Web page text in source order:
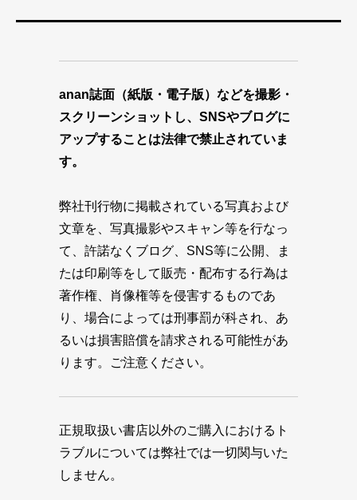
anan誌面（紙版・電子版）などを撮影・
スクリーンショットし、SNSやブログに
アップすることは法律で禁止されていま
す。
弊社刊行物に掲載されている写真および
文章を、写真撮影やスキャン等を行なっ
て、許諾なくブログ、SNS等に公開、ま
たは印刷等をして販売・配布する行為は
著作権、肖像権等を侵害するものであ
り、場合によっては刑事罰が科され、あ
るいは損害賠償を請求される可能性があ
ります。ご注意ください。
正規取扱い書店以外のご購入におけるト
ラブルについては弊社では一切関与いた
しません。